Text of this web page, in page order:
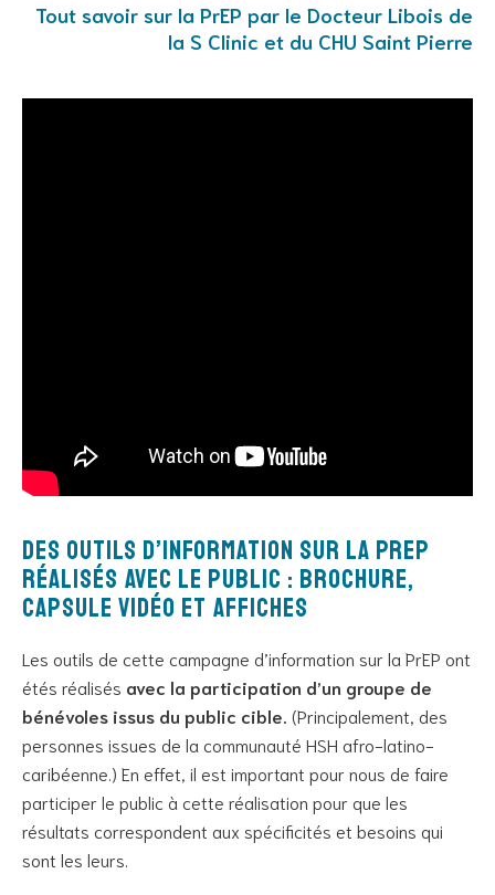
Tout savoir sur la PrEP par le Docteur Libois de
la S Clinic et du CHU Saint Pierre
Des outils d’information sur la PrEP
réalisés avec le public : brochure,
capsule vidéo et affiches
Les outils de cette campagne d’information sur la PrEP ont
étés réalisés avec la participation d’un groupe de
bénévoles issus du public cible. (Principalement, des
personnes issues de la communauté HSH afro-latino-
caribéenne.) En effet, il est important pour nous de faire
participer le public à cette réalisation pour que les
résultats correspondent aux spécificités et besoins qui
sont les leurs.